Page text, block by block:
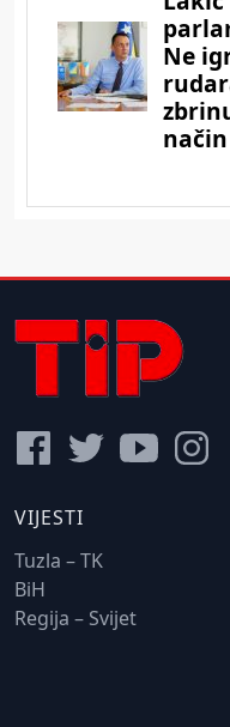
VIJESTI
Tuzla – TK
BiH
Regija – Svijet